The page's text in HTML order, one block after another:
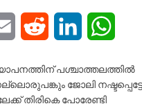
Email Reddit LinkedIn
പശ്ചാത്തലത്തിൽ
ജോലി
തിരികെ പോരേണ്ടി